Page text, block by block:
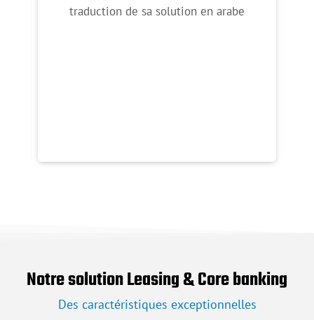
traduction de sa solution en arabe
Notre solution Leasing & Core banking
Des caractéristiques exceptionnelles